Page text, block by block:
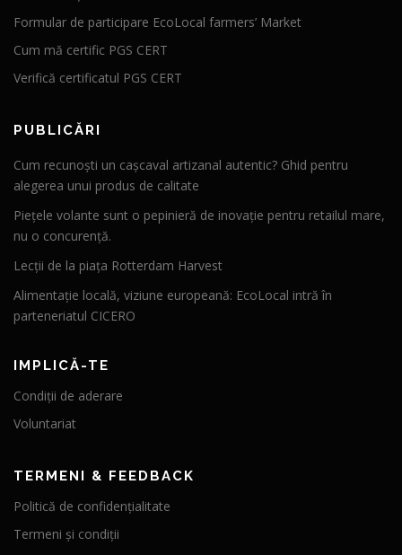
Formular de participare EcoLocal farmers’ Market
Cum mă certific PGS CERT
Verifică certificatul PGS CERT
PUBLICĂRI
Cum recunoști un cașcaval artizanal autentic? Ghid pentru
alegerea unui produs de calitate
Piețele volante sunt o pepinieră de inovație pentru retailul mare,
nu o concurență.
Lecții de la piața Rotterdam Harvest
Alimentație locală, viziune europeană: EcoLocal intră în
parteneriatul CICERO
IMPLICĂ-TE
Condiții de aderare
Voluntariat
TERMENI & FEEDBACK
Politică de confidențialitate
Termeni și condiții